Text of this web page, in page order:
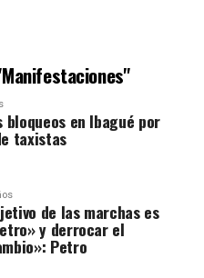
bloqueos en Ibagué por
taxistas
de las marchas es
y derrocar el
Petro